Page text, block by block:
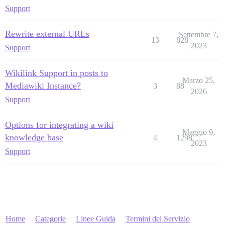
Support
Rewrite external URLs
Support
13 828
Settembre 7,
2023
Wikilink Support in posts to
Mediawiki Instance?
Support
3 88
Marzo 25,
2026
Options for integrating a wiki
knowledge base
Support
4 1298
Maggio 9,
2023
Home Categorie Linee Guida Termini del Servizio